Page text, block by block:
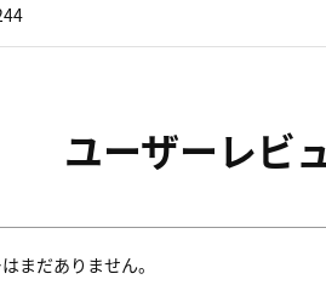
ユーザーレビ
まだありません。